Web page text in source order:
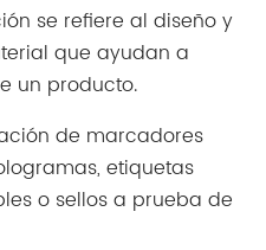
se refiere al diseño y
que ayudan a
un producto.
de marcadores
etiquetas
o sellos a prueba de